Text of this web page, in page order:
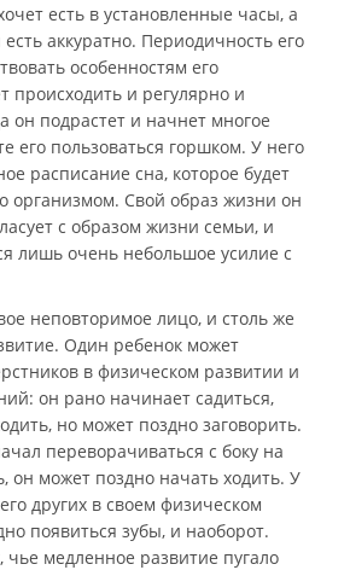
есть в установленные часы, а
аккуратно. Периодичность его
особенностям его
происходить и регулярно и
он подрастет и начнет многое
его пользоваться горшком. У него
расписание сна, которое будет
организмом. Свой образ жизни он
с образом жизни семьи, и
лишь очень небольшое усилие с
неповторимое лицо, и столь же
Один ребенок может
в физическом развитии и
он рано начинает садиться,
но может поздно заговорить.
переворачиваться с боку на
он может поздно начать ходить. У
других в своем физическом
появиться зубы, и наоборот.
чье медленное развитие пугало